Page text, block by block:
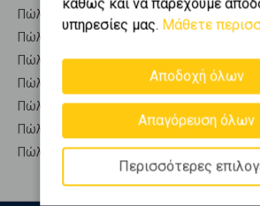
Πώληση Οροφοδιαμερίσματα ΚΑΣΤΕΛΑ
Πώληση Οροφομεζονέτες ΚΑΣΤΕΛΑ
Πώληση Ρετιρέ ΚΑΣΤΕΛΑ
Πώληση Συγκροτήματα κατοικιών
Πώληση Υπόγεια ΚΑΣΤΕΛΑ
Πώληση Υπόσκαφα ΚΑΣΤΕΛΑ
Πώληση Υπολ. υψουν ΚΑΣΤΕΛΑ
καθώς και να παρέχουμε
υπηρεσίες μας. Μάθετε
Αποδοχή όλων
Απαγόρευση όλων
Περισσότερες